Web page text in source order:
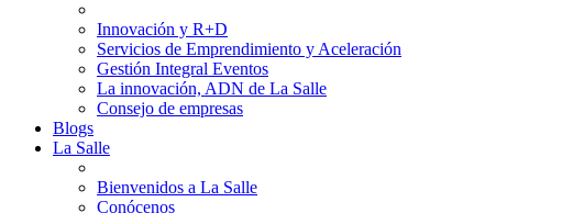
Innovación y R+D
Servicios de Emprendimiento y Aceleración
Gestión Integral Eventos
La innovación, ADN de La Salle
Consejo de empresas
Blogs
La Salle
Bienvenidos a La Salle
Conócenos